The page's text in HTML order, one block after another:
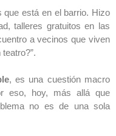
que está en el barrio. Hizo
talleres gratuitos en las
a vecinos que viven
, es una cuestión macro
eso, hoy, más allá que
no es de una sola